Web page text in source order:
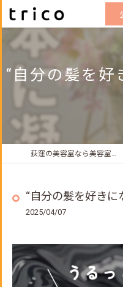
“自分の髪を好
荻窪の美容室なら美容室トリコ 荻窪店
“自分の髪を好きに
2025/04/07